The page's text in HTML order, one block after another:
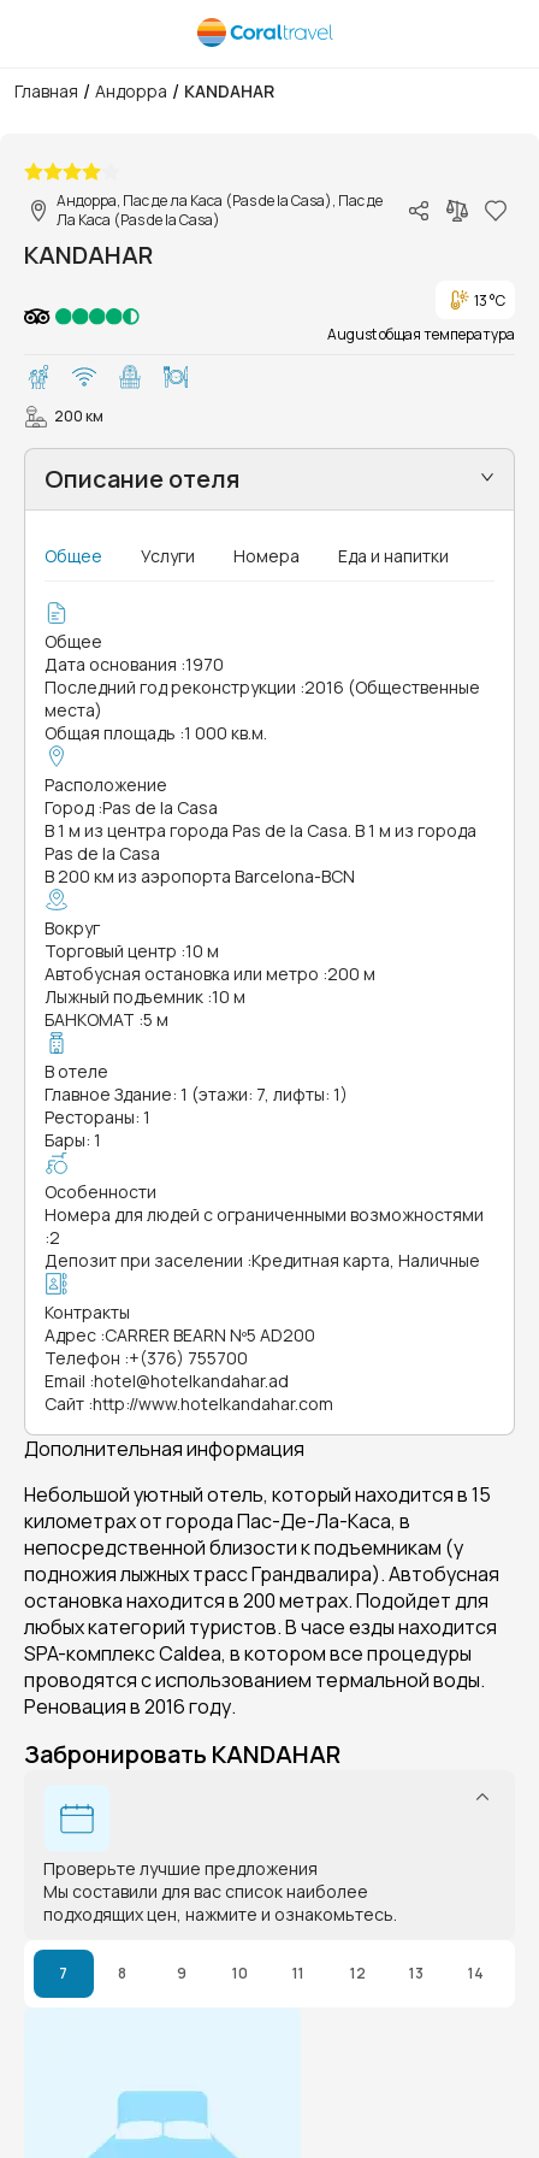
Главная / Андорра / KANDAHAR
Андорра, Пас де ла Каса (Pas de la Casa), Пас де
Ла Каса (Pas de la Casa)
KANDAHAR
13 °C
August общая температура
200 км
Описание отеля
Общее Услуги Номера Еда и напитки
Общее
Дата основания :1970
Последний год реконструкции :2016 (Общественные
места)
Общая площадь :1 000 кв.м.
Расположение
Город :Pas de la Casa
В 1 м из центра города Pas de la Casa. В 1 м из города
Pas de la Casa
В 200 км из аэропорта Barcelona-BCN
Вокруг
Торговый центр :10 м
Автобусная остановка или метро :200 м
Лыжный подъемник :10 м
БАНКОМАТ :5 м
В отеле
Главное Здание: 1 (этажи: 7, лифты: 1)
Рестораны: 1
Бары: 1
Особенности
Номера для людей с ограниченными возможностями
:2
Депозит при заселении :Кредитная карта, Наличные
Контракты
Адрес :CARRER BEARN Nº5 AD200
Телефон :+(376) 755700
Email :hotel@hotelkandahar.ad
Сайт :http://www.hotelkandahar.com
Дополнительная информация
Небольшой уютный отель, который находится в 15
километрах от города Пас-Де-Ла-Каса, в
непосредственной близости к подъемникам (у
подножия лыжных трасс Грандвалира). Автобусная
остановка находится в 200 метрах. Подойдет для
любых категорий туристов. В часе езды находится
SPA-комплекс Caldea, в котором все процедуры
проводятся с использованием термальной воды.
Реновация в 2016 году.
Забронировать KANDAHAR
Проверьте лучшие предложения
Мы составили для вас список наиболее
подходящих цен, нажмите и ознакомьтесь.
7 8 9 10 11 12 13 14